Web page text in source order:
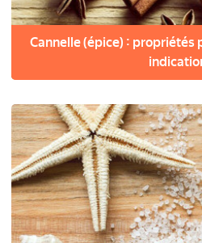
Cannelle (épice) : propriétés